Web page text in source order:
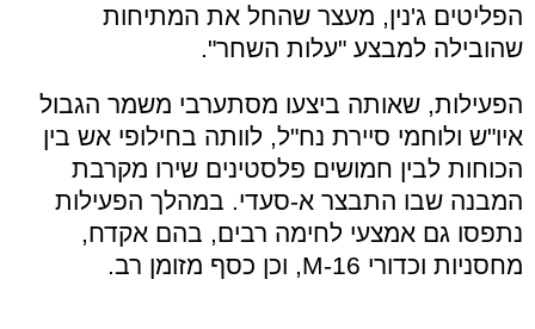
הפליטים ג'נין, מעצר שהחל את המתיחות
שהובילה למבצע "עלות השחר".
הפעילות, שאותה ביצעו מסתערבי משמר הגבול
איו"ש ולוחמי סיירת נח"ל, לוותה בחילופי אש בין
הכוחות לבין חמושים פלסטינים שירו מקרבת
המבנה שבו התבצר א-סעדי. במהלך הפעילות
נתפסו גם אמצעי לחימה רבים, בהם אקדח,
מחסניות וכדורי M-16, וכן כסף מזומן רב.